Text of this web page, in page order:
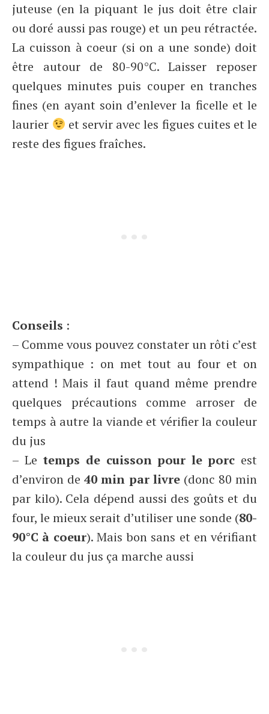
juteuse (en la piquant le jus doit être clair
ou doré aussi pas rouge) et un peu rétractée.
La cuisson à coeur (si on a une sonde) doit
être autour de 80-90°C. Laisser reposer
quelques minutes puis couper en tranches
fines (en ayant soin d’enlever la ficelle et le
laurier
et servir avec les figues cuites et le
reste des figues fraîches.
Conseils :
– Comme vous pouvez constater un rôti c’est
sympathique : on met tout au four et on
attend ! Mais il faut quand même prendre
quelques précautions comme arroser de
temps à autre la viande et vérifier la couleur
du jus
– Le temps de cuisson pour le porc est
d’environ de40 min par livre(donc 80 min
par kilo). Cela dépend aussi des goûts et du
four, le mieux serait d’utiliser une sonde (80-
90°C à coeur). Mais bon sans et en vérifiant
la couleur du jus ça marche aussi